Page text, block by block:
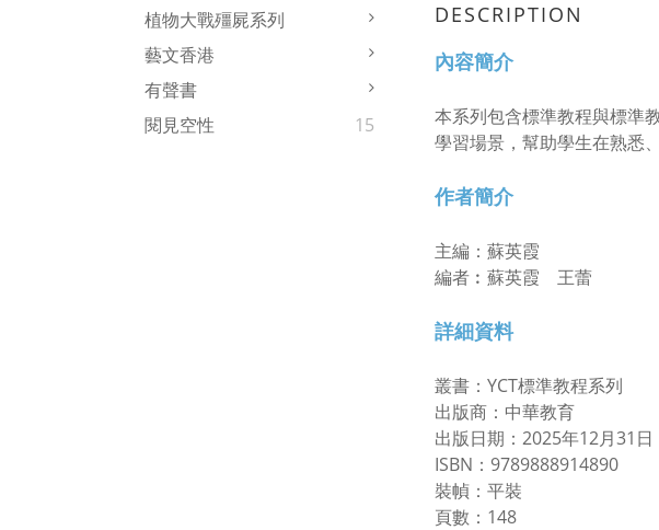
植物大戰殭屍系列
藝文香港
有聲書
閱見空性
15
DESCRIPTION
內容簡介
本系列包含標準教程與標準
學習場景，幫助學生在熟悉
作者簡介
主編：蘇英霞
編者︰蘇英霞 王蕾
詳細資料
叢書：YCT標準教程系列
出版商：中華教育
出版日期：2025年12月31日
ISBN：9789888914890
裝幀：平裝
頁數：148